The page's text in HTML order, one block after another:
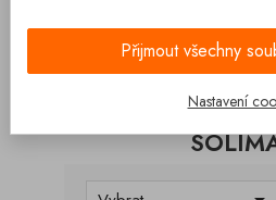
KATEGORIE
Přijmout všechny
Nastavení